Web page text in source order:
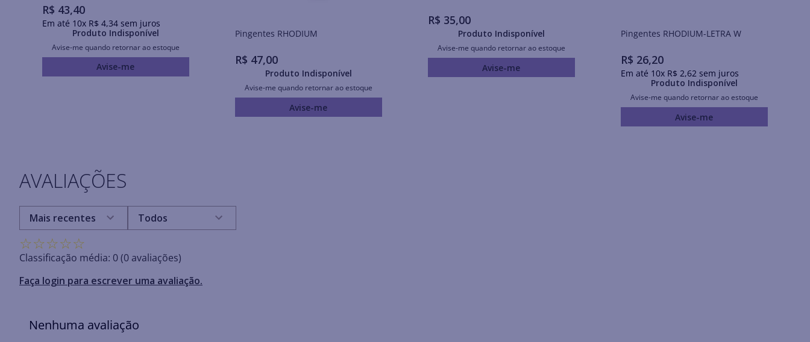
R$ 43,40
Em até 10x R$ 4,34sem juros
Produto Indisponível
Avise-me quando retornar ao estoque
Avise-me
Pingentes RHODIUM
R$ 47,00
Produto Indisponível
Avise-me quando retornar ao estoque
Avise-me
R$ 35,00
Produto Indisponível
Avise-me quando retornar ao estoque
Avise-me
Pingentes RHODIUM-LETRA W
R$ 26,20
Em até 10x R$ 2,62sem juros
Produto Indisponível
Avise-me quando retornar ao estoque
Avise-me
AVALIAÇÕES
☆☆☆☆☆
Classificação média: 0(0 avaliações)
Faça login para escrever uma avaliação.
Mais recentes Todos
Nenhuma avaliação